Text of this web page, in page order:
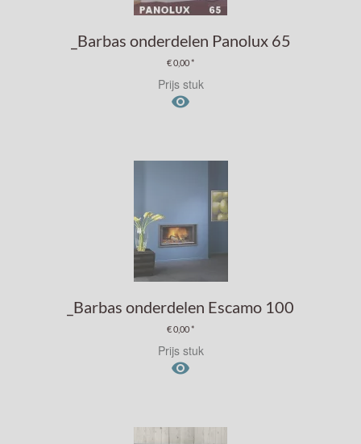
_Barbas onderdelen Panolux 65
€ 0,00 *
Prijs stuk

_Barbas onderdelen Escamo 100
€ 0,00 *
Prijs stuk
